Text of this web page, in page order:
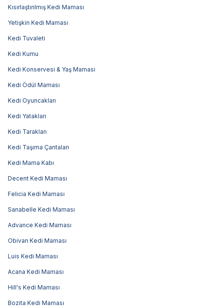
Kısırlaştırılmış Kedi Maması
Yetişkin Kedi Maması
Kedi Tuvaleti
Kedi Kumu
Kedi Konservesi & Yaş Maması
Kedi Ödül Maması
Kedi Oyuncakları
Kedi Yatakları
Kedi Tarakları
Kedi Taşıma Çantaları
Kedi Mama Kabı
Decent Kedi Maması
Felicia Kedi Maması
Sanabelle Kedi Maması
Advance Kedi Maması
Obivan Kedi Maması
Luis Kedi Maması
Acana Kedi Maması
Hill's Kedi Maması
Bozita Kedi Maması